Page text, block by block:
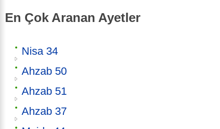
En Çok Aranan Ayetler
Nisa 34
Ahzab 50
Ahzab 51
Ahzab 37